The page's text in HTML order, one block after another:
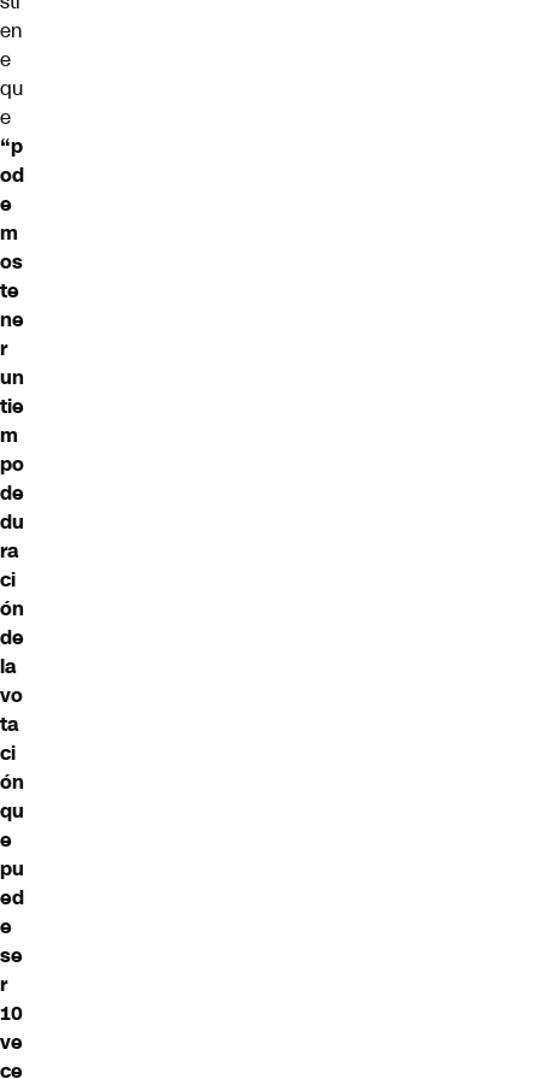
en
e
qu
e
“p
od
e
m
os
te
ne
r
un
tie
m
po
de
du
ra
ci
ón
de
la
vo
ta
ci
ón
qu
e
pu
ed
e
se
r
10
ve
ce